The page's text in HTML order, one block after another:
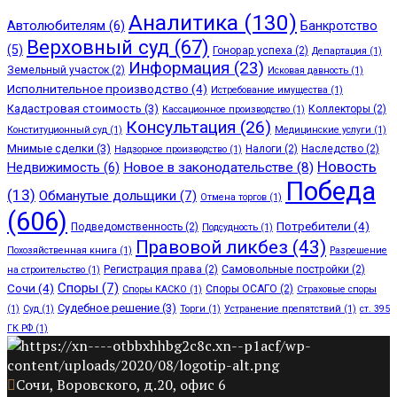
Автолюбителям (6) Аналитика (130) Банкротство
(5) Верховный суд (67) Гонорар успеха (2) Департация (1)
Земельный участок (2) Информация (23) Исковая давность (1)
Исполнительное производство (4) Истребование имущества (1)
Кадастровая стоимость (3) Кассационное производство (1) Коллекторы (2)
Конституционный суд (1) Консультация (26) Медицинские услуги (1)
Мнимые сделки (3) Надзорное производство (1) Налоги (2) Наследство (2)
Недвижимость (6) Новое в законодательстве (8) Новость
(13) Обманутые дольщики (7) Отмена торгов (1)
Победа
(606) Подведомственность (2) Подсудность (1) Потребители (4)
Похозяйственная книга (1) Правовой ликбез (43) Разрешение
на строительство (1) Регистрация права (2) Самовольные постройки (2)
Сочи (4) Споры (7) Споры КАСКО (1) Споры ОСАГО (2) Страховые споры
(1) Суд (1) Судебное решение (3) Торги (1) Устранение препятствий (1) ст. 395
ГК РФ (1)
Сочи, Воровского, д.20, офис 6